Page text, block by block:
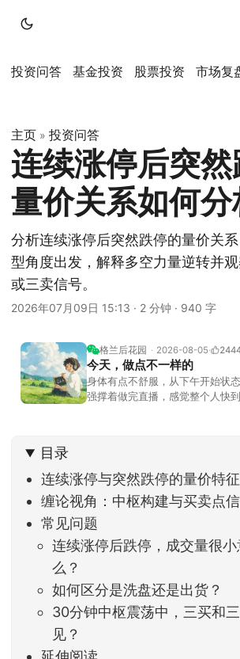
投资问答 基金投资 股票投资 市场复
主页 » 投资问答
连续涨停后突
量价关系如何分
分析连续涨停后突然跌停的量价关
型角度出发，解释多空力量逆转并
或三卖信号。
2026年07月09日 15:13 · 2 分钟 · 940 字
格兰后花园 2026-08-05
今天，做点不一样的
身体有点不舒服，从下午开始状
强撑着做完直播，感觉整个人快
问的，可以给他点个赞。晚些时
量挑选5个比较
目录
连续涨停与突然跌停的量价特征
缠论视角：中枢构建与买卖点
常见问题
连续涨停后跌停，成交量很
么？
如何区分是洗盘还是出货？
30分钟中枢震荡中，三买和
见？